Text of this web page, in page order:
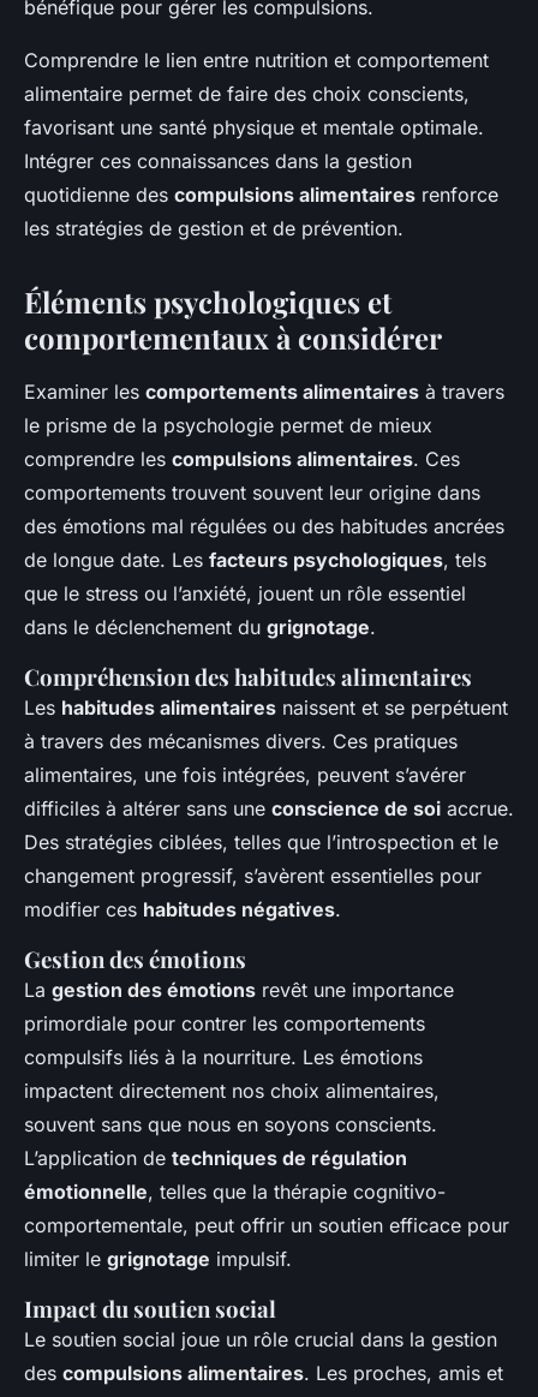
bénéfique pour gérer les compulsions.
Comprendre le lien entre nutrition et comportement
alimentaire permet de faire des choix conscients,
favorisant une santé physique et mentale optimale.
Intégrer ces connaissances dans la gestion
quotidienne des compulsions alimentaires renforce
les stratégies de gestion et de prévention.
Éléments psychologiques et
comportementaux à considérer
Examiner les comportements alimentaires à travers
le prisme de la psychologie permet de mieux
comprendre les compulsions alimentaires. Ces
comportements trouvent souvent leur origine dans
des émotions mal régulées ou des habitudes ancrées
de longue date. Les facteurs psychologiques, tels
que le stress ou l’anxiété, jouent un rôle essentiel
dans le déclenchement du grignotage.
Compréhension des habitudes alimentaires
Les habitudes alimentaires naissent et se perpétuent
à travers des mécanismes divers. Ces pratiques
alimentaires, une fois intégrées, peuvent s’avérer
difficiles à altérer sans une conscience de soi accrue.
Des stratégies ciblées, telles que l’introspection et le
changement progressif, s’avèrent essentielles pour
modifier ces habitudes négatives.
Gestion des émotions
La gestion des émotions revêt une importance
primordiale pour contrer les comportements
compulsifs liés à la nourriture. Les émotions
impactent directement nos choix alimentaires,
souvent sans que nous en soyons conscients.
L’application de techniques de régulation
émotionnelle, telles que la thérapie cognitivo-
comportementale, peut offrir un soutien efficace pour
limiter le grignotage impulsif.
Impact du soutien social
Le soutien social joue un rôle crucial dans la gestion
des compulsions alimentaires. Les proches, amis et